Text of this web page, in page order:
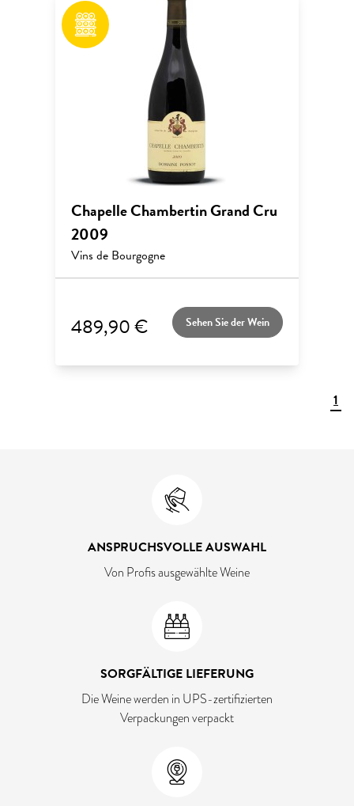
Chapelle Chambertin Grand Cru
2009
Vins de Bourgogne
489,90 € Sehen Sie der Wein
1
ANSPRUCHSVOLLE AUSWAHL
Von Profis ausgewählte Weine
SORGFÄLTIGE LIEFERUNG
Die Weine werden in UPS-zertifizierten
Verpackungen verpackt